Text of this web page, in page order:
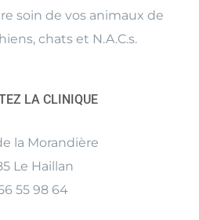
soin de vos animaux de
chats et N.A.C.s.
LA CLINIQUE
la Morandière
Le Haillan
55 98 64